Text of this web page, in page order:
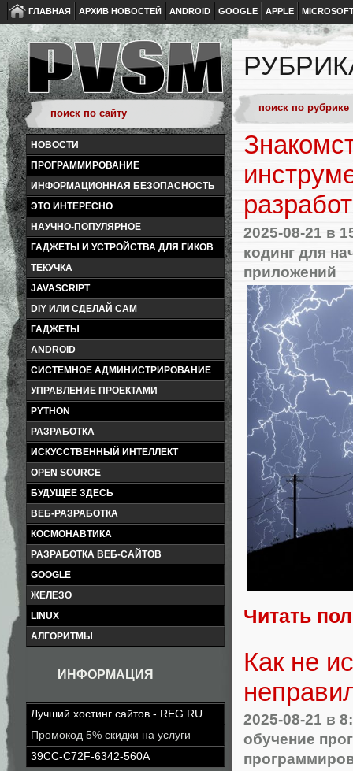
ГЛАВНАЯ АРХИВ НОВОСТЕЙ ANDROID GOOGLE APPLE
НОВОСТИ
ПРОГРАММИРОВАНИЕ
ИНФОРМАЦИОННАЯ БЕЗОПАСНОСТЬ
ЭТО ИНТЕРЕСНО
НАУЧНО-ПОПУЛЯРНОЕ
ГАДЖЕТЫ И УСТРОЙСТВА ДЛЯ ГИКОВ
ТЕКУЧКА
JAVASCRIPT
DIY ИЛИ СДЕЛАЙ САМ
ГАДЖЕТЫ
ANDROID
СИСТЕМНОЕ АДМИНИСТРИРОВАНИЕ
УПРАВЛЕНИЕ ПРОЕКТАМИ
PYTHON
РАЗРАБОТКА
ИСКУССТВЕННЫЙ ИНТЕЛЛЕКТ
OPEN SOURCE
БУДУЩЕЕ ЗДЕСЬ
ВЕБ-РАЗРАБОТКА
КОСМОНАВТИКА
РАЗРАБОТКА ВЕБ-САЙТОВ
GOOGLE
ЖЕЛЕЗО
LINUX
АЛГОРИТМЫ
ИНФОРМАЦИЯ
Лучший хостинг сайтов - REG.RU
Промокод 5% скидки на услуги
39CC-C72F-6342-560A
2025-08-21 в
кодинг для
приложений
Читать
Как не
2025-08-21 в
обучение